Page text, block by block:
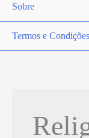
Sobre
Termos e Condições